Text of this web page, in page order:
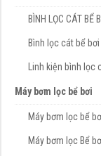
BÌNH LỌC CÁT BỂ
Bình lọc cát bể
Linh kiện bình lọc
Máy bơm lọc bể bơi
Máy bơm lọc bể
Máy bơm lọc Bể